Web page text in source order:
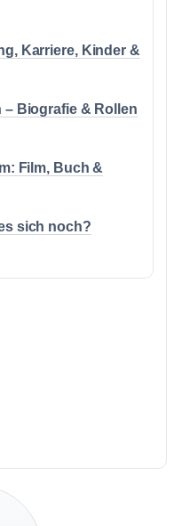
Karriere, Kinder &
– Biografie & Rollen
Film, Buch &
sich noch?